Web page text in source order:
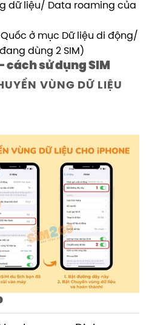
dữ liệu/ Data roaming của
Quốc ở mục Dữ liệu di động/
dùng 2 SIM)
cách sử dụng SIM
VÙNG DỮ LIỆU